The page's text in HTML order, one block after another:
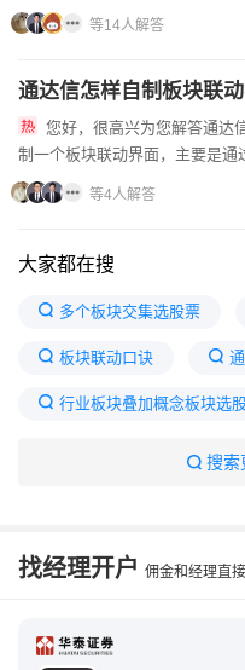
医药平平；明天医药接力、新
等14人解答
通达信怎样自制板块联
制一个板块联动界面，主要是通
以在一个屏幕内同时监控多个相
等4人解答
大家都在搜
多个板块交集选股票
板块联动口诀
行业板块叠加概念板块选
搜索
找经理开户 佣金和经理直